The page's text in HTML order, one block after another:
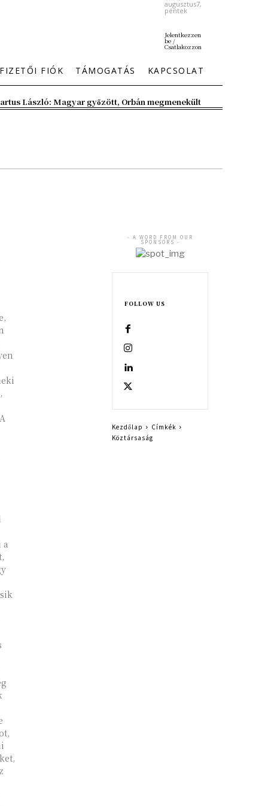
augusztus7,
péntek
Jelentkezzen
be /
Csatlakozzon
FIÓK TÁMOGATÁS KAPCSOLAT
László: Magyar győzött, Orbán megmenekült
a
- A WORD FROM OUR
SPONSORS -
FOLLOW US
Kezdőlap
Címkék
Köztársaság